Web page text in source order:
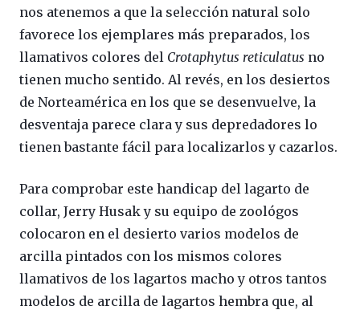
nos atenemos a que la selección natural solo
favorece los ejemplares más preparados, los
llamativos colores del Crotaphytus reticulatus no
tienen mucho sentido. Al revés, en los desiertos
de Norteamérica en los que se desenvuelve, la
desventaja parece clara y sus depredadores lo
tienen bastante fácil para localizarlos y cazarlos.
Para comprobar este handicap del lagarto de
collar, Jerry Husak y su equipo de zoológos
colocaron en el desierto varios modelos de
arcilla pintados con los mismos colores
llamativos de los lagartos macho y otros tantos
modelos de arcilla de lagartos hembra que, al